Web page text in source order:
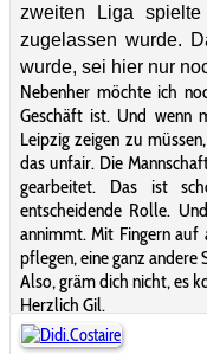
zweiten Liga
zugelassen wurde.
wurde, sei hier nur
Nebenher möchte ich
Geschäft ist. Und wenn
Leipzig zeigen zu
das unfair. Die
gearbeitet. Das ist
entscheidende Rolle.
annimmt. Mit Fingern
pflegen, eine ganz andere
Also, gräm dich nicht, es
Herzlich Gil.